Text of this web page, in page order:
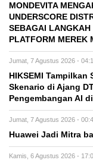
MONDEVITA
UNDERSCORE
SEBAGAI LANGKAH
PLATFORM MEREK
Jumat, 7 Agustus 2026 -
HIKSEMI
Skenario di Ajang
Pengembangan AI
Jumat, 7 Agustus 2026 -
Huawei Jadi Mitra
Kamis, 6 Agustus 2026 -